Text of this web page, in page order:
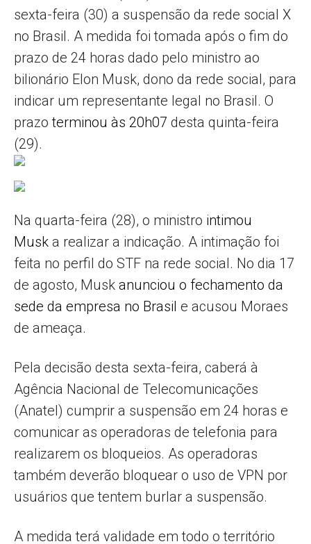
sexta-feira (30) a suspensão da rede social X
no Brasil. A medida foi tomada após o fim do
prazo de 24 horas dado pelo ministro ao
bilionário Elon Musk, dono da rede social, para
indicar um representante legal no Brasil. O
prazo terminou às 20h07 desta quinta-feira
(29).
Na quarta-feira (28), o ministro intimou
Musk a realizar a indicação. A intimação foi
feita no perfil do STF na rede social. No dia 17
de agosto, Musk anunciou o fechamento da
sede da empresa no Brasil e acusou Moraes
de ameaça.
Pela decisão desta sexta-feira, caberá à
Agência Nacional de Telecomunicações
(Anatel) cumprir a suspensão em 24 horas e
comunicar as operadoras de telefonia para
realizarem os bloqueios. As operadoras
também deverão bloquear o uso de VPN por
usuários que tentem burlar a suspensão.
A medida terá validade em todo o território